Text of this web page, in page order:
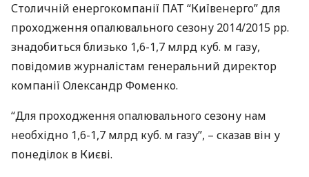
Столичній енергокомпанії ПАТ “Київенерго” для
проходження опалювального сезону 2014/2015 рр.
знадобиться близько 1,6-1,7 млрд куб. м газу,
повідомив журналістам генеральний директор
компанії Олександр Фоменко.
“Для проходження опалювального сезону нам
необхідно 1,6-1,7 млрд куб. м газу”, – сказав він у
понеділок в Києві.